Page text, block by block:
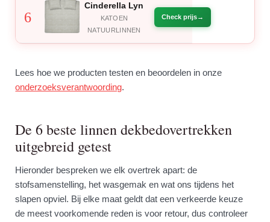
6
Cinderella Lyn
KATOEN
NATUURLINNEN
Check prijs
Lees hoe we producten testen en beoordelen in onze
onderzoeksverantwoording.
De 6 beste linnen dekbedovertrekken
uitgebreid getest
Hieronder bespreken we elk overtrek apart: de
stofsamenstelling, het wasgemak en wat ons tijdens het
slapen opviel. Bij elke maat geldt dat een verkeerde keuze
de meest voorkomende reden is voor retour, dus controleer